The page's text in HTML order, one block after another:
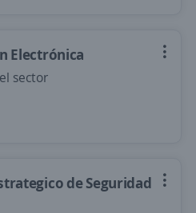
Electrónica
sector
de Seguridad